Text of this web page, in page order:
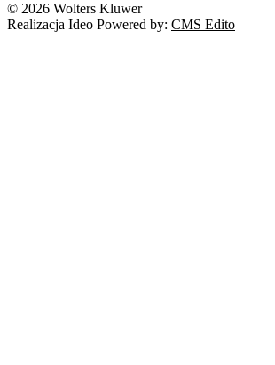
© 2026 Wolters Kluwer
Realizacja Ideo Powered by: CMS Edito